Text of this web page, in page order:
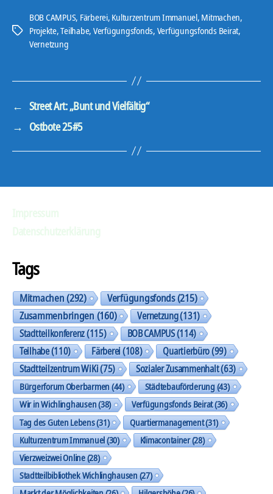
Schlagwörter
BOB CAMPUS, Färberei, Kulturzentrum Immanuel, Mitmachen,
Projekte,Teilhabe, Verfügungsfonds, Verfügungsfonds Beirat,
Vernetzung
← Street Art: „Bunt und Vielfältig“
→ Ostbote 25#5
Tags
Mitmachen(292) Verfügungsfonds(215)
Zusammenbringen(160) Vernetzung(131)
Stadtteilkonferenz(115) BOB CAMPUS(114)
Teilhabe(110) Färberei(108) Quartierbüro(99)
Stadtteilzentrum WiKi(75) Sozialer Zusammenhalt(63)
Bürgerforum Oberbarmen(44) Städtebauförderung(43)
Wir in Wichlinghausen(38) Verfügungsfonds Beirat(36)
Tag des Guten Lebens(31) Quartiermanagement(31)
Kulturzentrum Immanuel(30) Klimacontainer(28)
Vierzweizwei Online(28)
Stadtteilbibliothek Wichlinghausen(27)